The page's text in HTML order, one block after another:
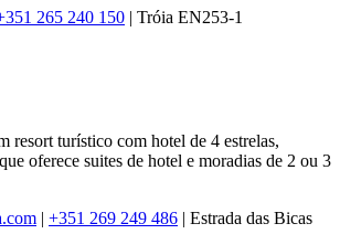
265 240 150 | Tróia EN253-1
resort turístico com hotel de 4 estrelas,
oferece suites de hotel e moradias de 2 ou 3
| +351 269 249 486 | Estrada das Bicas